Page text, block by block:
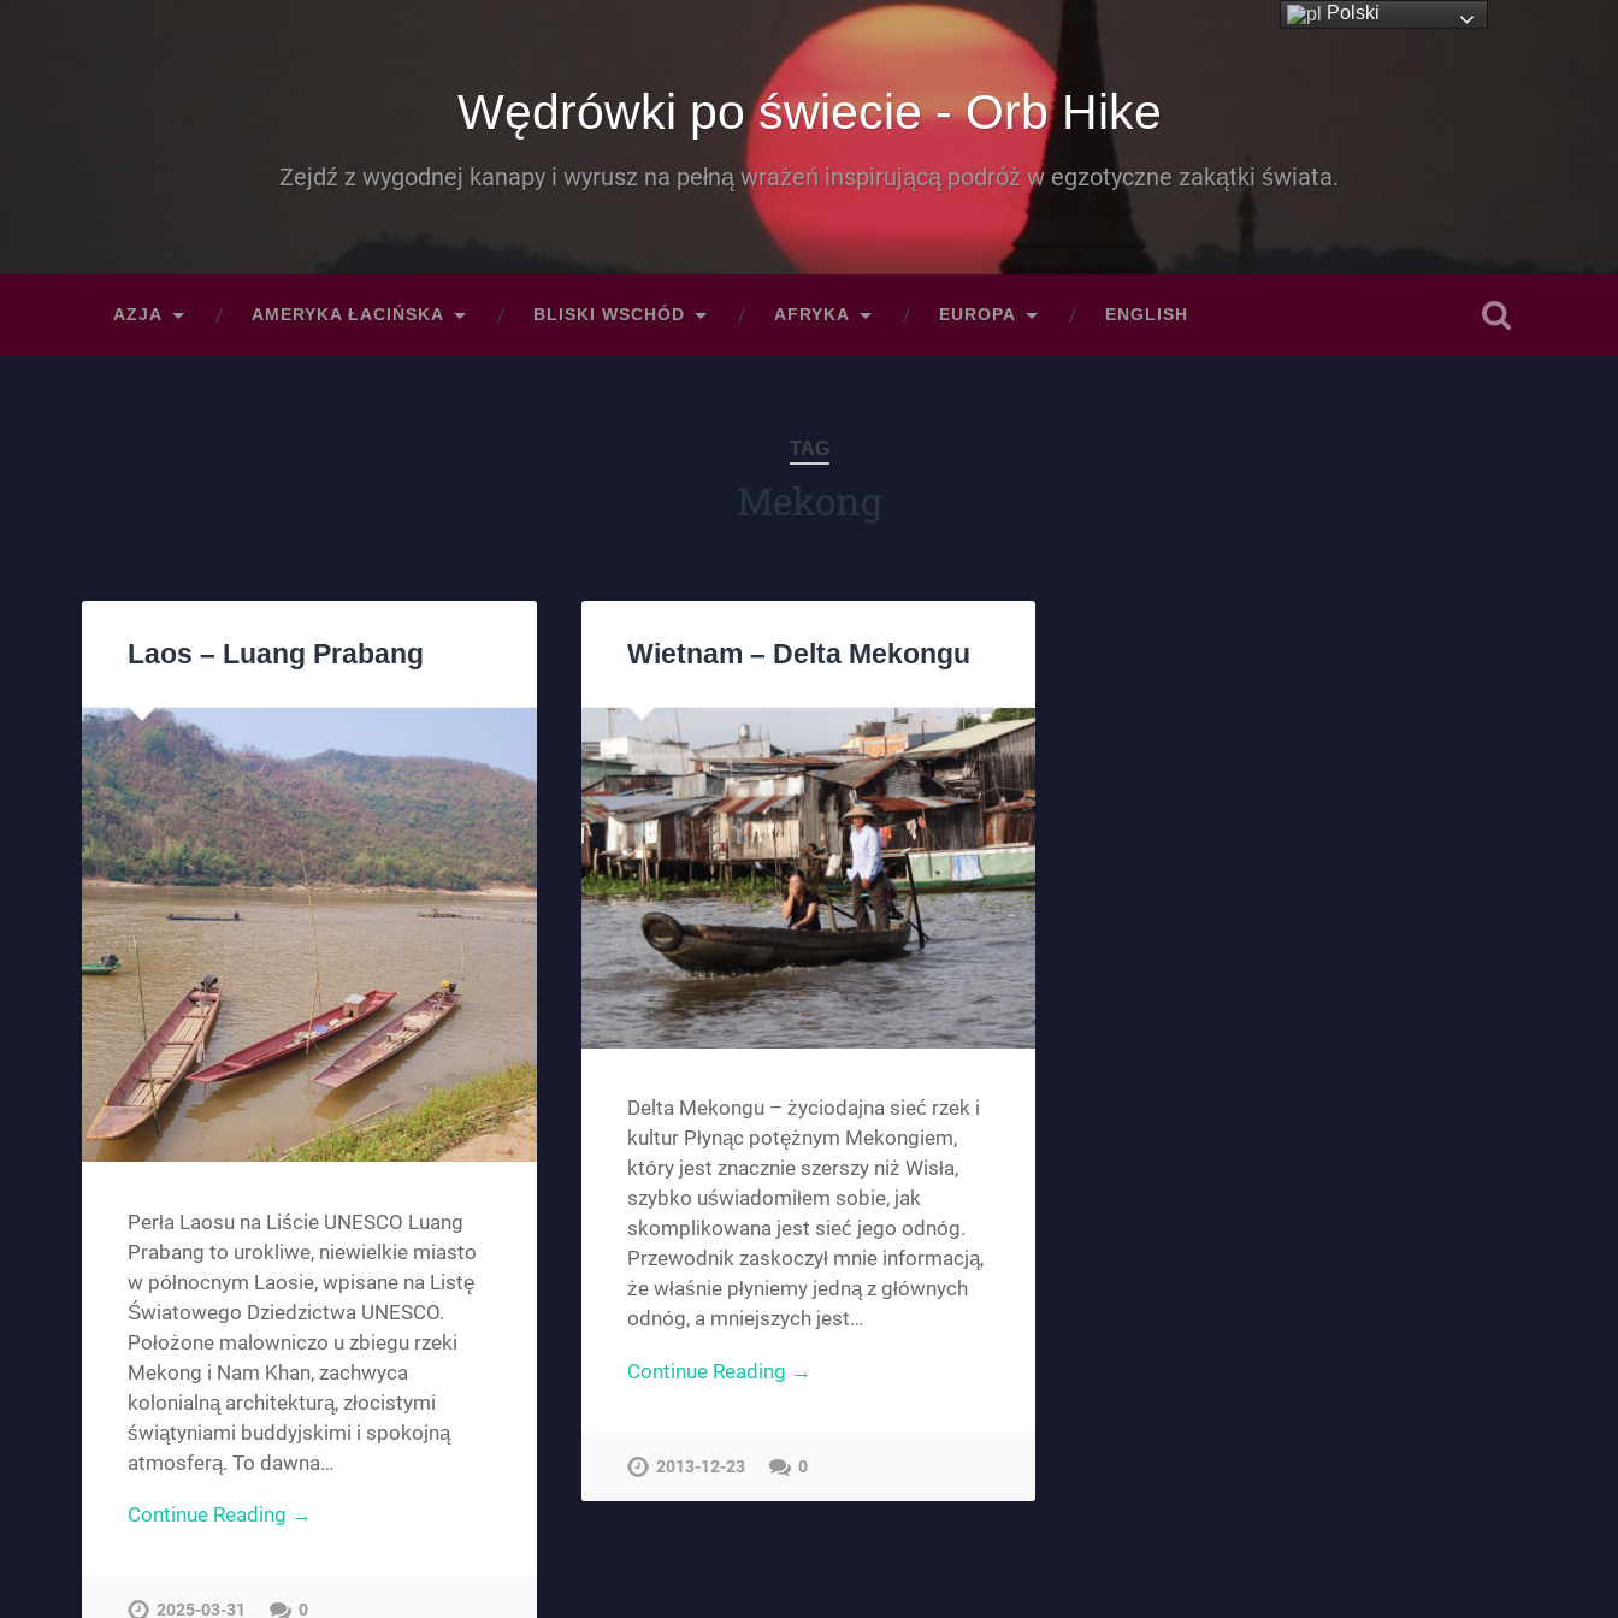
Wędrówki po świecie - Orb Hike
Zejdź z wygodnej kanapy i wyrusz na pełną wrażeń inspirującą podróż w egzotyczne zakątki świata.
AZJA AMERYKA ŁACIŃSKA BLISKI WSCHÓD AFRYKA EUROPA ENGLISH
TAG
Mekong
Laos – Luang Prabang
Perła Laosu na Liście UNESCO Luang
Prabang to urokliwe, niewielkie miasto
w północnym Laosie, wpisane na Listę
Światowego Dziedzictwa UNESCO.
Położone malowniczo u zbiegu rzeki
Mekong i Nam Khan, zachwyca
kolonialną architekturą, złocistymi
świątyniami buddyjskimi i spokojną
atmosferą. To dawna…
Continue Reading →
2025-03-31 0
Wietnam – Delta Mekongu
Delta Mekongu – życiodajna sieć rzek i
kultur Płynąc potężnym Mekongiem,
który jest znacznie szerszy niż Wisła,
szybko uświadomiłem sobie, jak
skomplikowana jest sieć jego odnóg.
Przewodnik zaskoczył mnie informacją,
że właśnie płyniemy jedną z głównych
odnóg, a mniejszych jest…
Continue Reading →
2013-12-23 0
Polski